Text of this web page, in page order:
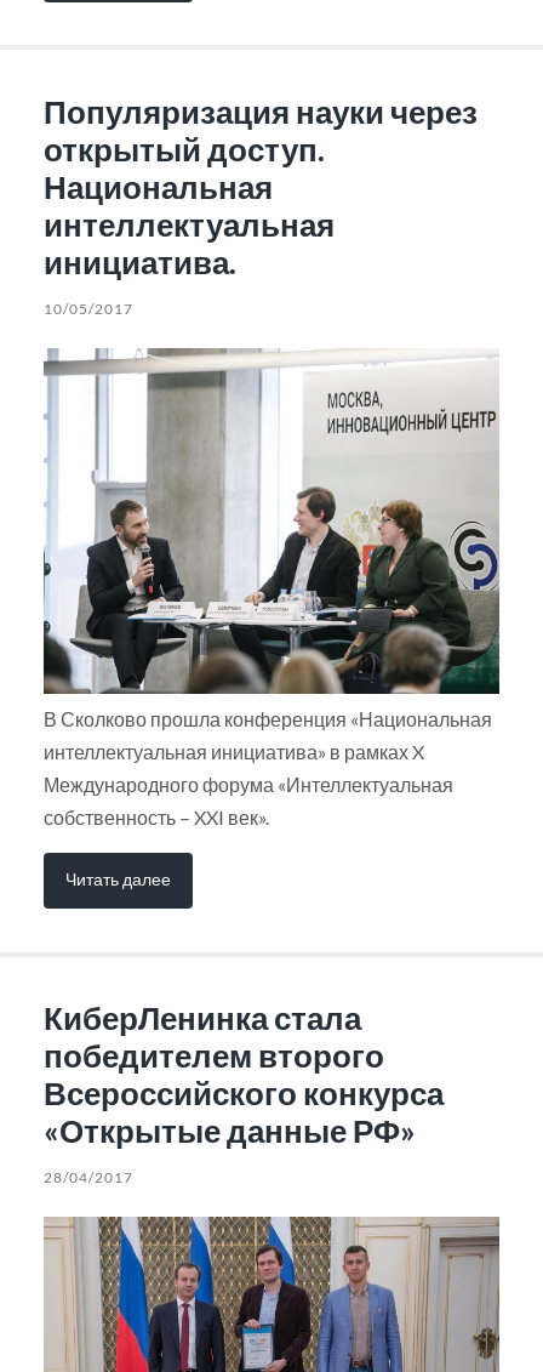
Популяризация науки через
открытый доступ.
Национальная
интеллектуальная
инициатива.
10/05/2017
В Сколково прошла конференция «Национальная
интеллектуальная инициатива» в рамках X
Международного форума «Интеллектуальная
собственность – XXI век».
Читать далее
КиберЛенинка стала
победителем второго
Всероссийского конкурса
«Открытые данные РФ»
28/04/2017